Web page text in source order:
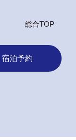
宿泊予約
総合TOP